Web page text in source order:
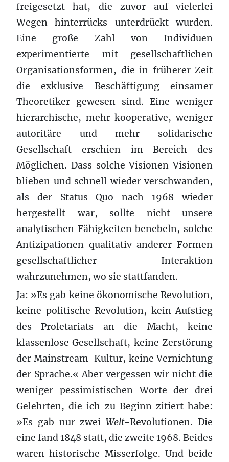
freigesetzt hat, die zuvor auf vielerlei
Wegen hinterrücks unterdrückt wurden.
Eine große Zahl von Individuen
experimentierte mit gesellschaftlichen
Organisationsformen, die in früherer Zeit
die exklusive Beschäftigung einsamer
Theoretiker gewesen sind. Eine weniger
hierarchische, mehr kooperative, weniger
autoritäre und mehr solidarische
Gesellschaft erschien im Bereich des
Möglichen. Dass solche Visionen Visionen
blieben und schnell wieder verschwanden,
als der Status Quo nach 1968 wieder
hergestellt war, sollte nicht unsere
analytischen Fähigkeiten benebeln, solche
Antizipationen qualitativ anderer Formen
gesellschaftlicher Interaktion
wahrzunehmen, wo sie stattfanden.
Ja: »Es gab keine ökonomische Revolution,
keine politische Revolution, kein Aufstieg
des Proletariats an die Macht, keine
klassenlose Gesellschaft, keine Zerstörung
der Mainstream-Kultur, keine Vernichtung
der Sprache.« Aber vergessen wir nicht die
weniger pessimistischen Worte der drei
Gelehrten, die ich zu Beginn zitiert habe:
»Es gab nur zweiWelt-Revolutionen. Die
eine fand 1848 statt, die zweite 1968. Beides
waren historische Misserfolge. Und beide